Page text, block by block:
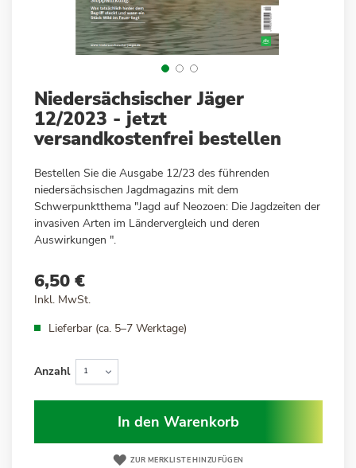
Anfang
der
Bildergalerie
Niedersächsischer Jäger
12/2023 - jetzt
versandkostenfrei bestellen
Bestellen Sie die Ausgabe 12/23 des führenden
niedersächsischen Jagdmagazins mit dem
Schwerpunktthema "Jagd auf Neozoen: Die Jagdzeiten der
invasiven Arten im Ländervergleich und deren
Auswirkungen ".
6,50 €
Inkl. MwSt.
Lieferbar (ca. 5–7 Werktage)
Anzahl
In den Warenkorb
ZUR MERKLISTE HINZUFÜGEN